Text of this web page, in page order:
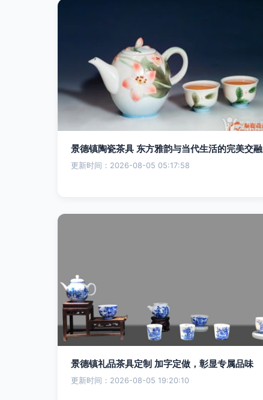
景德镇陶瓷茶具 东方雅韵与当代生活的完美交融
更新时间：2026-08-05 05:17:58
景德镇礼品茶具定制 加字定做，彰显专属品味
更新时间：2026-08-05 19:20:10